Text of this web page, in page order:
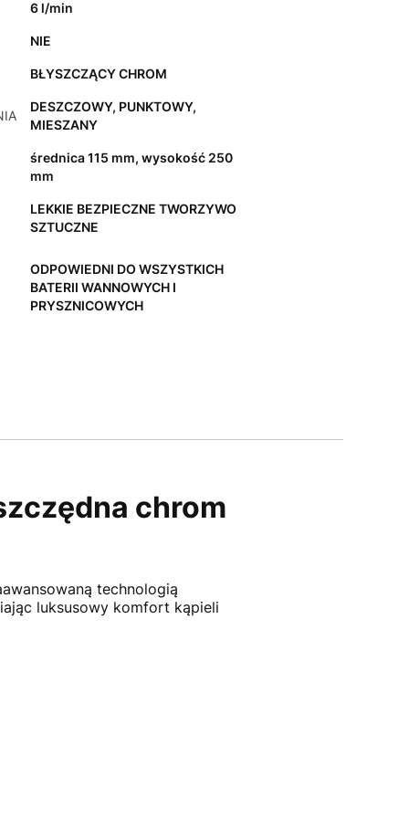
6 l/min
NIE
BŁYSZCZĄCY CHROM
DESZCZOWY, PUNKTOWY,
MIESZANY
średnica 115 mm, wysokość 250
mm
LEKKIE BEZPIECZNE TWORZYWO
SZTUCZNE
ODPOWIEDNI DO WSZYSTKICH
BATERII WANNOWYCH I
PRYSZNICOWYCH
chrom
technologią
luksusowy komfort kąpieli